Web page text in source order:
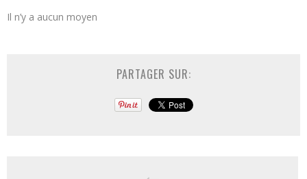
Il n’y a aucun moyen
PARTAGER SUR: